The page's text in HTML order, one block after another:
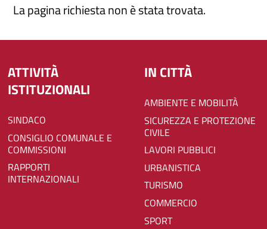
La pagina richiesta non è stata trovata.
ATTIVITÀ
ISTITUZIONALI
SINDACO
CONSIGLIO COMUNALE E
COMMISSIONI
RAPPORTI
INTERNAZIONALI
IN CITTÀ
AMBIENTE E MOBILITÀ
SICUREZZA E PROTEZIONE
CIVILE
LAVORI PUBBLICI
URBANISTICA
TURISMO
COMMERCIO
SPORT